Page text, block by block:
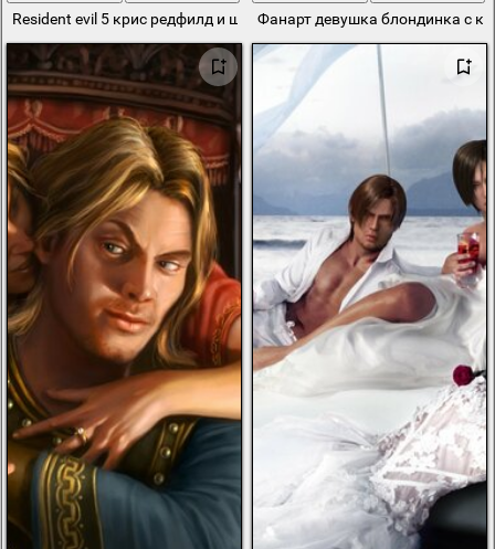
Resident evil 5 крис редфилд и шева аломар фанарт обои
Фанарт девушка блондинка с